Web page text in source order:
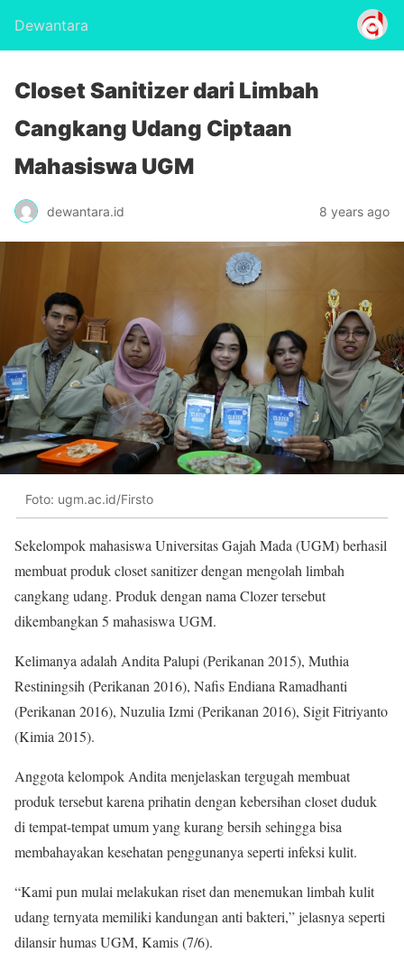
Dewantara
Closet Sanitizer dari Limbah
Cangkang Udang Ciptaan
Mahasiswa UGM
dewantara.id 8 years ago
Foto: ugm.ac.id/Firsto
Sekelompok mahasiswa Universitas Gajah Mada (UGM) berhasil
membuat produk closet sanitizer dengan mengolah limbah
cangkang udang. Produk dengan nama Clozer tersebut
dikembangkan 5 mahasiswa UGM.
Kelimanya adalah Andita Palupi (Perikanan 2015), Muthia
Restiningsih (Perikanan 2016), Nafis Endiana Ramadhanti
(Perikanan 2016), Nuzulia Izmi (Perikanan 2016), Sigit Fitriyanto
(Kimia 2015).
Anggota kelompok Andita menjelaskan tergugah membuat
produk tersebut karena prihatin dengan kebersihan closet duduk
di tempat-tempat umum yang kurang bersih sehingga bisa
membahayakan kesehatan penggunanya seperti infeksi kulit.
“Kami pun mulai melakukan riset dan menemukan limbah kulit
udang ternyata memiliki kandungan anti bakteri,” jelasnya seperti
dilansir humas UGM, Kamis (7/6).